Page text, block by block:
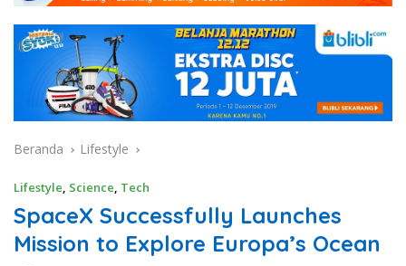
Beranda Lifestyle
Lifestyle, Science, Tech
SpaceX Successfully Launches
Mission to Explore Europa’s Ocean